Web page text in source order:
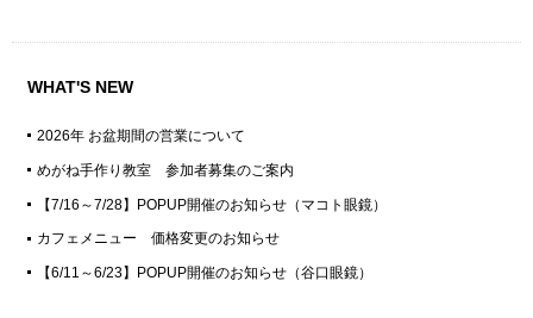
WHAT'S NEW
2026年 お盆期間の営業について
めがね手作り教室 参加者募集のご案内
【7/16～7/28】POPUP開催のお知らせ（マコト眼鏡）
カフェメニュー 価格変更のお知らせ
【6/11～6/23】POPUP開催のお知らせ（谷口眼鏡）